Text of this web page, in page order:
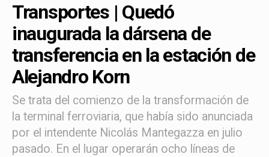
Transportes | Quedó
inaugurada la dársena de
transferencia en la estación de
Alejandro Korn
Se trata del comienzo de la transformación de
la terminal ferroviaria, que había sido anunciada
por el intendente Nicolás Mantegazza en julio
pasado. En el lugar operarán ocho líneas de